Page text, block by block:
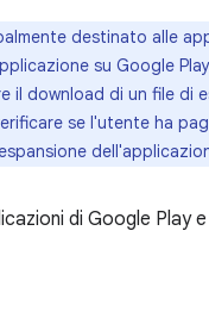
destinato alle
su Google
download di un file di
se l'utente ha
di Google Play